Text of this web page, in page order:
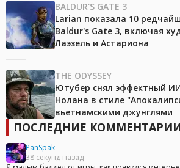
BALDUR'S GATE 3
Larian показала 10
Baldur's Gate 3, включая
Лаэзель и Астариона
THE ODYSSEY
Ютубер снял эффектный
Нолана в стиле
вьетнамскими джунглями
ПОСЛЕДНИЕ
PanSpak
38 секунд назад